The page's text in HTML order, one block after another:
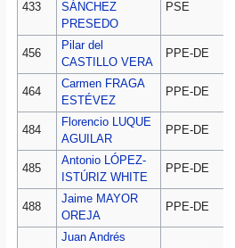
433
SÁNCHEZ
PRESEDO
PSE
456
Pilar del
CASTILLO VERA
PPE-DE
464
Carmen FRAGA
ESTÉVEZ
PPE-DE
484
Florencio LUQUE
AGUILAR
PPE-DE
485
Antonio LÓPEZ-
ISTÚRIZ WHITE
PPE-DE
488
Jaime MAYOR
OREJA
PPE-DE
Juan Andrés